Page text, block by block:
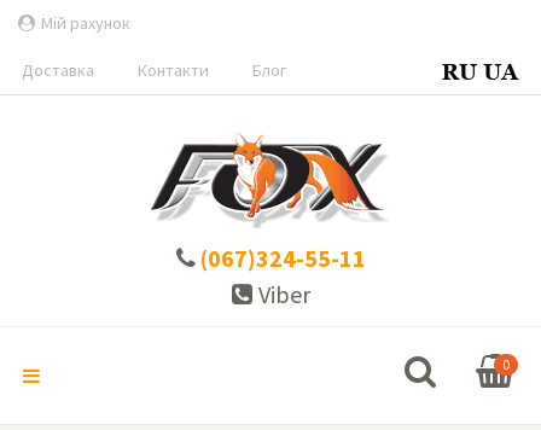
Мій рахунок
Доставка Контакти Блог
(067)324-55-11
Viber
0